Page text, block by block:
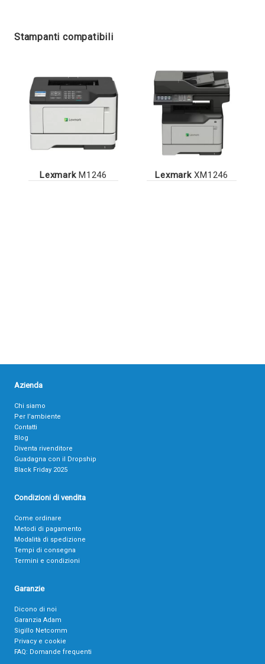
Stampanti compatibili
LexmarkM1246 LexmarkXM1246
Azienda
Chi siamo
Per l’ambiente
Contatti
Blog
Diventa rivenditore
Guadagna con il Dropship
Black Friday 2025
Condizioni di vendita
Come ordinare
Metodi di pagamento
Modalità di spedizione
Tempi di consegna
Termini e condizioni
Garanzie
Dicono di noi
Garanzia Adam
Sigillo Netcomm
Privacy e cookie
FAQ: Domande frequenti